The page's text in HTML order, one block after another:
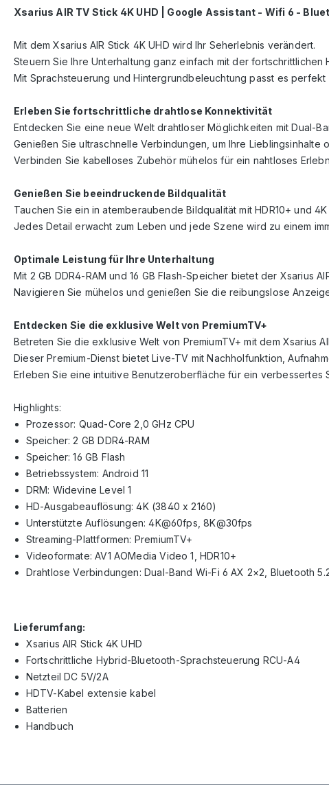
Xsarius AIR TV Stick 4K UHD | Google Assistant - Wifi 6 -
Mit dem Xsarius AIR Stick 4K UHD wird Ihr Seherlebnis verändert.
Steuern Sie Ihre Unterhaltung ganz einfach mit der
Mit Sprachsteuerung und Hintergrundbeleuchtung passt es perfekt
Erleben Sie fortschrittliche drahtlose Konnektivität
Entdecken Sie eine neue Welt drahtloser Möglichkeiten mit Dual-
Genießen Sie ultraschnelle Verbindungen, um Ihre Lieblingsinhalte
Verbinden Sie kabelloses Zubehör mühelos für ein nahtloses
Genießen Sie beeindruckende Bildqualität
Tauchen Sie ein in atemberaubende Bildqualität mit HDR10+ und
Jedes Detail erwacht zum Leben und jede Szene wird zu einem
Optimale Leistung für Ihre Unterhaltung
Mit 2 GB DDR4-RAM und 16 GB Flash-Speicher bietet der Xsarius
Navigieren Sie mühelos und genießen Sie die reibungslose
Entdecken Sie die exklusive Welt von PremiumTV+
Betreten Sie die exklusive Welt von PremiumTV+ mit dem Xsarius
Dieser Premium-Dienst bietet Live-TV mit Nachholfunktion,
Erleben Sie eine intuitive Benutzeroberfläche für ein verbessertes
Highlights:
Prozessor: Quad-Core 2,0 GHz CPU
Speicher: 2 GB DDR4-RAM
Speicher: 16 GB Flash
Betriebssystem: Android 11
DRM: Widevine Level 1
HD-Ausgabeauflösung: 4K (3840 x 2160)
Unterstützte Auflösungen: 4K@60fps, 8K@30fps
Streaming-Plattformen: PremiumTV+
Videoformate: AV1 AOMedia Video 1, HDR10+
Drahtlose Verbindungen: Dual-Band Wi-Fi 6 AX 2×2, Bluetooth
Lieferumfang:
Xsarius AIR Stick 4K UHD
Fortschrittliche Hybrid-Bluetooth-Sprachsteuerung RCU-A4
Netzteil DC 5V/2A
HDTV-Kabel extensie kabel
Batterien
Handbuch